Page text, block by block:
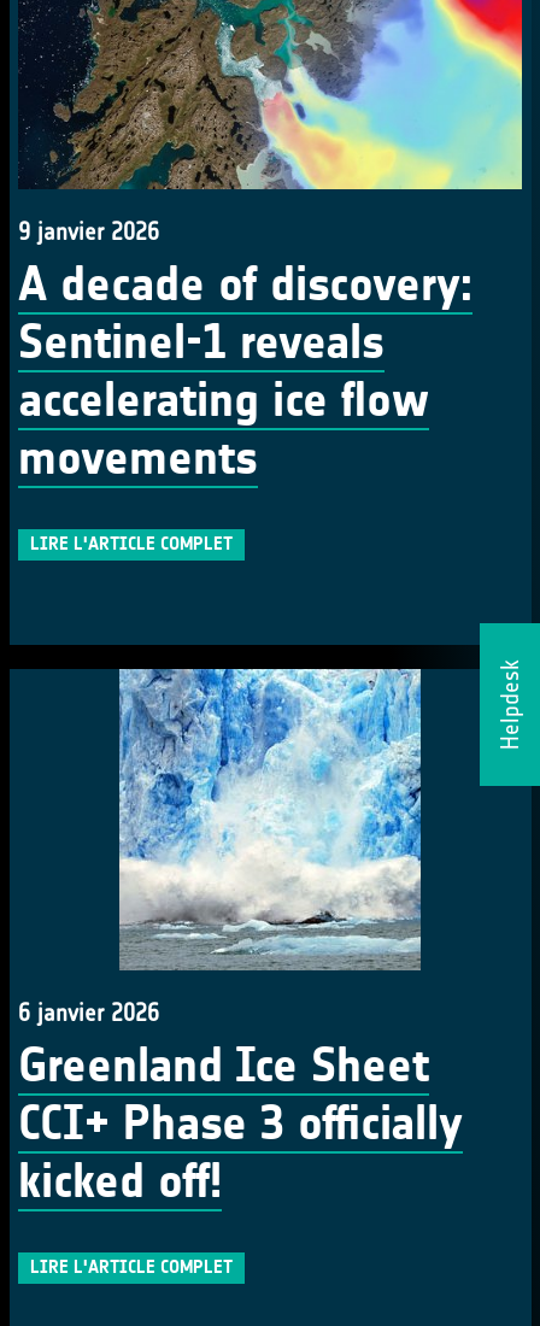
Helpdesk
9 janvier 2026
A decade of discovery:
Sentinel-1 reveals
accelerating ice flow
movements
LIRE L'ARTICLE COMPLET
6 janvier 2026
Greenland Ice Sheet
CCI+ Phase 3 officially
kicked off!
LIRE L'ARTICLE COMPLET